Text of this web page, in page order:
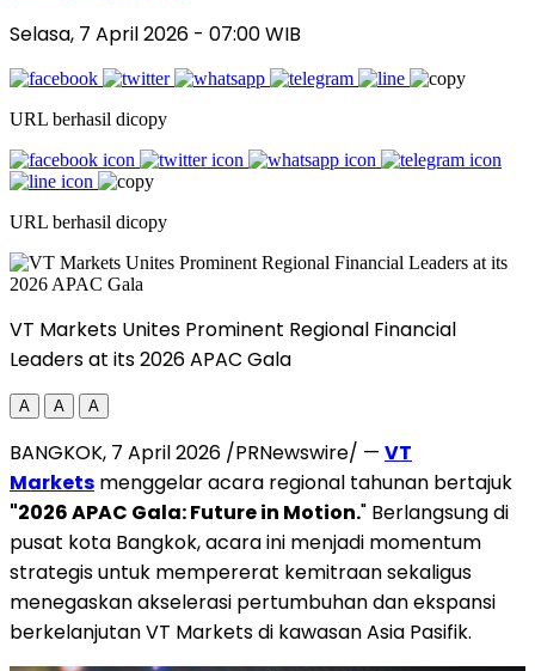
Selasa, 7 April 2026 - 07:00 WIB
URL berhasil dicopy
URL berhasil dicopy
VT Markets Unites Prominent Regional Financial
Leaders at its 2026 APAC Gala
A A A
BANGKOK, 7 April 2026 /PRNewswire/ — VT
Markets menggelar acara regional tahunan bertajuk
"2026 APAC Gala: Future in Motion." Berlangsung di
pusat kota Bangkok, acara ini menjadi momentum
strategis untuk mempererat kemitraan sekaligus
menegaskan akselerasi pertumbuhan dan ekspansi
berkelanjutan VT Markets di kawasan Asia Pasifik.